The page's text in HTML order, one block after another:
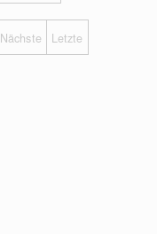
Nächste Letzte